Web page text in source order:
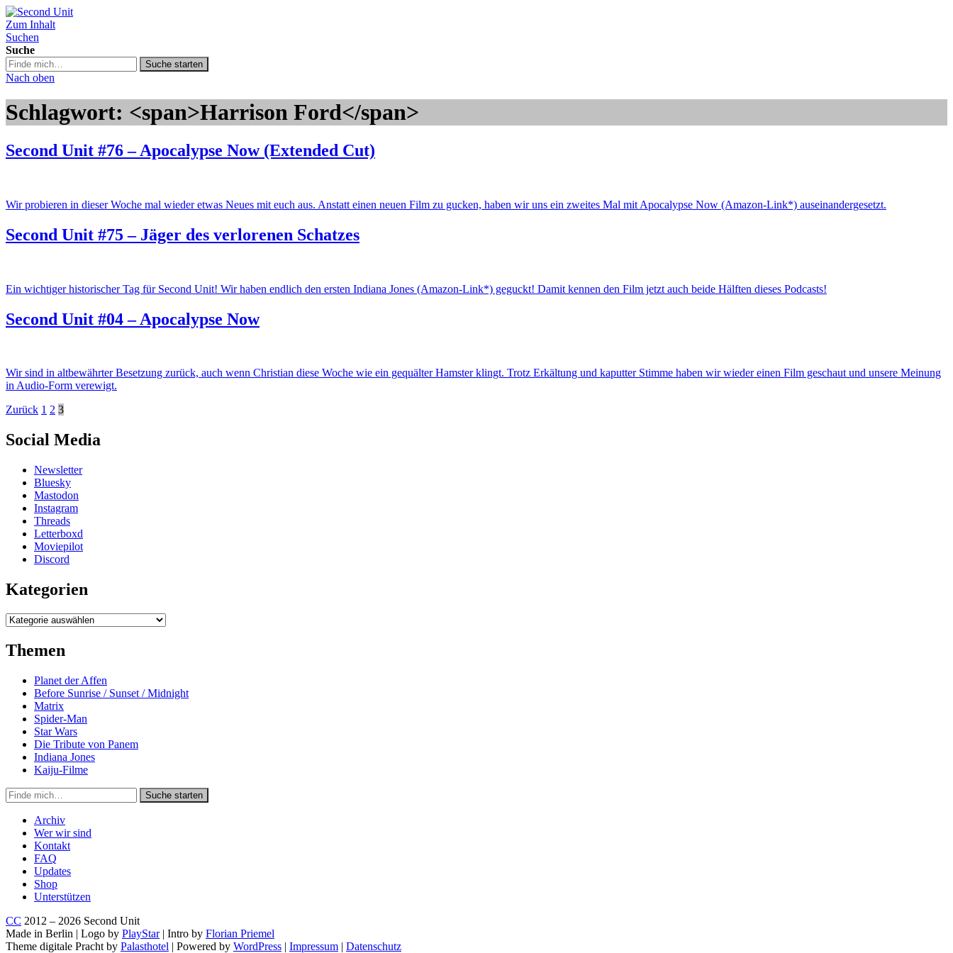
Second Unit
Zum Inhalt
Suchen
Suche
Suche
in
podcast.de/
Suche starten
Nach oben
Schlagwort: <span>Harrison Ford</span>
Second Unit #76 – Apocalypse Now (Extended Cut)
Wir probieren in dieser Woche mal wieder etwas Neues mit euch aus. Anstatt einen neuen Film zu gucken, haben wir uns ein zweites Mal mit Apocalypse Now (Amazon-Link*) auseinandergesetzt.
Second Unit #75 – Jäger des verlorenen Schatzes
Ein wichtiger historischer Tag für Second Unit! Wir haben endlich den ersten Indiana Jones (Amazon-Link*) geguckt! Damit kennen den Film jetzt auch beide Hälften dieses Podcasts!
Second Unit #04 – Apocalypse Now
Wir sind in altbewährter Besetzung zurück, auch wenn Christian diese Woche wie ein gequälter Hamster klingt. Trotz Erkältung und kaputter Stimme haben wir wieder einen Film geschaut und unsere Meinung
in Audio-Form verewigt.
Beitragsnavigation
Zurück 1 2 3
Social Media
Newsletter
Bluesky
Mastodon
Instagram
Threads
Letterboxd
Moviepilot
Discord
Kategorien
Kategorien
Themen
Planet der Affen
Before Sunrise / Sunset / Midnight
Matrix
Spider-Man
Star Wars
Die Tribute von Panem
Indiana Jones
Kaiju-Filme
Suche
in
https://secondunit-
podcast.de/
Suche starten
Archiv
Wer wir sind
Kontakt
FAQ
Updates
Shop
Unterstützen
CC 2012 – 2026 Second Unit
Made in Berlin | Logo by PlayStar| Intro by Florian Priemel
Theme digitale Pracht by Palasthotel | Powered by WordPress | Impressum | Datenschutz